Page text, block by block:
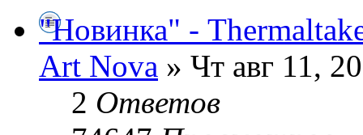
"Новинка" -
Art Nova » Чт авг 11,
2 Ответов